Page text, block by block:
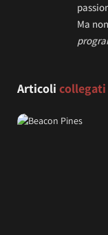
Ma
Articoli collegati